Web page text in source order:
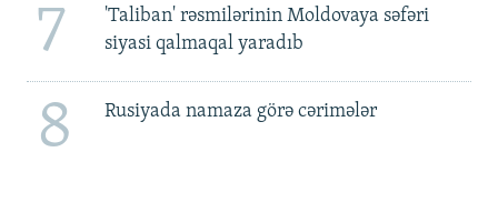
7
'Taliban' rəsmilərinin Moldovaya səfəri
siyasi qalmaqal yaradıb
8 Rusiyada namaza görə cərimələr